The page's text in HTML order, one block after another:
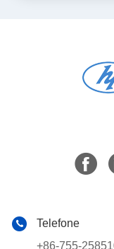
Telefone
+86-755-